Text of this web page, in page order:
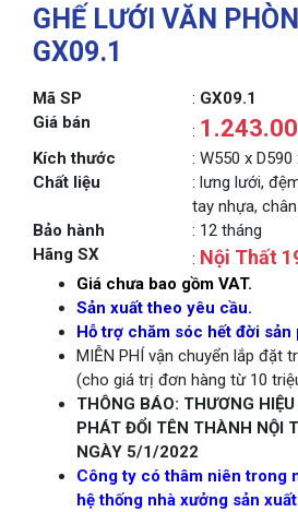
GHẾ LƯỚI VĂN
GX09.1
Mã SP : GX09.1
Giá bán
:
Kích thước
: W550 x
Chất liệu
: lưng lưới,
tay nhựa,
Bảo hành
: 12 tháng
Hãng SX
: Nội Thất
Giá chưa bao gồm VAT.
Sản xuất theo yêu cầu.
Hỗ trợ chăm sóc hết đời sản
MIỄN PHÍ vận chuyển lắp đặt
(cho giá trị đơn hàng từ 10
THÔNG BÁO: THƯƠNG
PHÁT ĐỔI TÊN THÀNH NỘI
NGÀY 5/1/2022
Công ty có thâm niên trong
hệ thống nhà xưởng sản